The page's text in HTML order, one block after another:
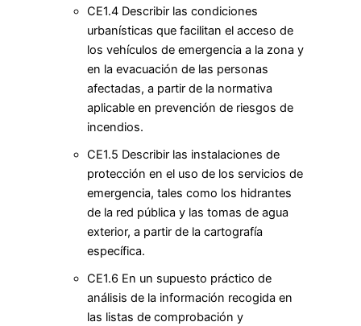
CE1.4 Describir las condiciones
urbanísticas que facilitan el acceso de
los vehículos de emergencia a la zona y
en la evacuación de las personas
afectadas, a partir de la normativa
aplicable en prevención de riesgos de
incendios.
CE1.5 Describir las instalaciones de
protección en el uso de los servicios de
emergencia, tales como los hidrantes
de la red pública y las tomas de agua
exterior, a partir de la cartografía
específica.
CE1.6 En un supuesto práctico de
análisis de la información recogida en
las listas de comprobación y